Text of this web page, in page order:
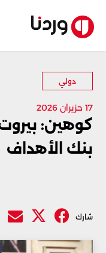
دولي
17 حزيران 2026
كوهين:
بنك الأهداف
شارك